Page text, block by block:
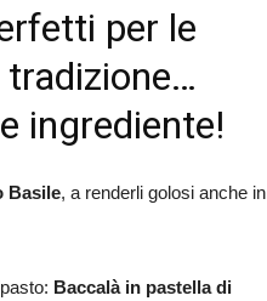
per le
ingrediente!
Basile, a renderli golosi anche in
Baccalà in pastella di